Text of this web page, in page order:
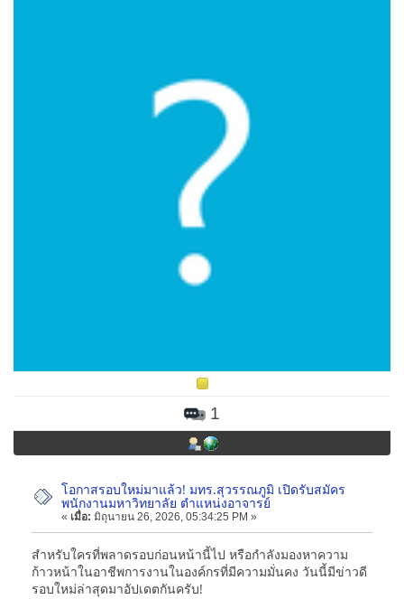
1
โอกาสรอบใหม่มาแล้ว! มทร.สุวรรณภูมิ เปิดรับสมัคร
พนักงานมหาวิทยาลัย ตำแหน่งอาจารย์
« เมื่อ: มิถุนายน 26, 2026, 05:34:25 PM »
สำหรับใครที่พลาดรอบก่อนหน้านี้ไป หรือกำลังมองหาความ
ก้าวหน้าในอาชีพการงานในองค์กรที่มีความมั่นคง วันนี้มีข่าวดี
รอบใหม่ล่าสุดมาอัปเดตกันครับ!